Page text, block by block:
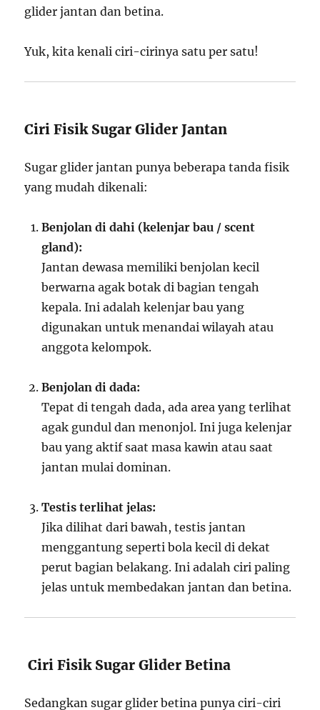
glider jantan dan betina.
Yuk, kita kenali ciri-cirinya satu per satu!
Ciri Fisik Sugar Glider Jantan
Sugar glider jantan punya beberapa tanda fisik
yang mudah dikenali:
Benjolan di dahi (kelenjar bau / scent
gland):
Jantan dewasa memiliki benjolan kecil
berwarna agak botak di bagian tengah
kepala. Ini adalah kelenjar bau yang
digunakan untuk menandai wilayah atau
anggota kelompok.
Benjolan di dada:
Tepat di tengah dada, ada area yang terlihat
agak gundul dan menonjol. Ini juga kelenjar
bau yang aktif saat masa kawin atau saat
jantan mulai dominan.
Testis terlihat jelas:
Jika dilihat dari bawah, testis jantan
menggantung seperti bola kecil di dekat
perut bagian belakang. Ini adalah ciri paling
jelas untuk membedakan jantan dan betina.
️ Ciri Fisik Sugar Glider Betina
Sedangkan sugar glider betina punya ciri-ciri